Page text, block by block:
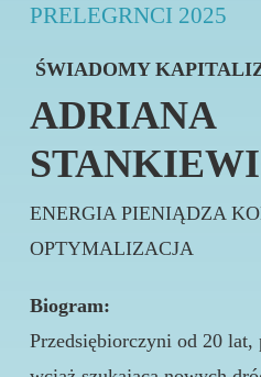
PRELEGRNCI 2025
ŚWIADOMY
ADRIANA
ENERGIA PIENIĄDZA
OPTYMALIZACJA
Biogram:
Przedsiębiorczyni od 20 lat,